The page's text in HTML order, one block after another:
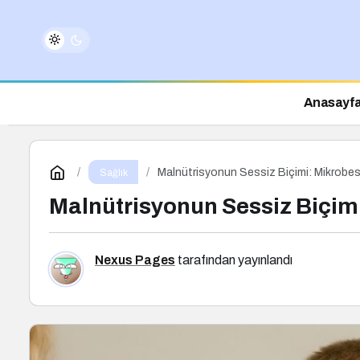
Sağlık Malnütrisyonun Sessiz Biçimi:
Malnütrisyonun Sessiz
Nexus Pages tarafından yayınlandı